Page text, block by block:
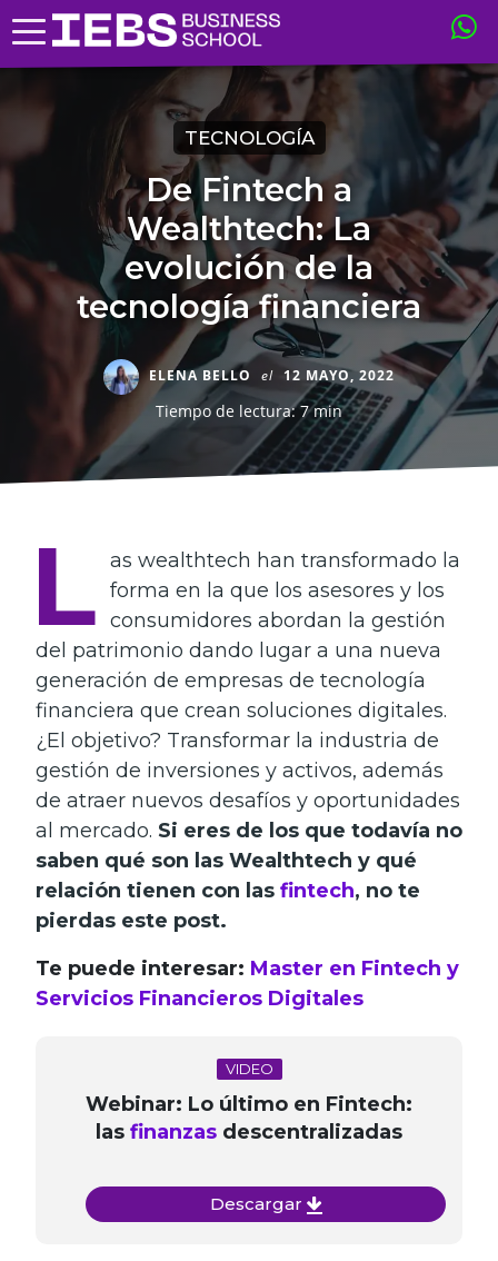
TECNOLOGÍA
De Fintech a
Wealthtech: La
evolución de la
tecnología financiera
ELENA BELLO el 12 MAYO, 2022
Tiempo de lectura: 7 min
L as wealthtech han transformado la
forma en la que los asesores y los
consumidores abordan la gestión
del patrimonio dando lugar a una nueva
generación de empresas de tecnología
financiera que crean soluciones digitales.
¿El objetivo? Transformar la industria de
gestión de inversiones y activos, además
de atraer nuevos desafíos y oportunidades
al mercado. Si eres de los que todavía no
saben qué son las Wealthtech y qué
relación tienen con las fintech, no te
pierdas este post.
Te puede interesar: Master en Fintech y
Servicios Financieros Digitales
VIDEO
Webinar: Lo último en Fintech:
las finanzas descentralizadas
Descargar